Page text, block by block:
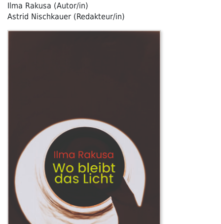
Ilma Rakusa (Autor/in)
Astrid Nischkauer (Redakteur/in)